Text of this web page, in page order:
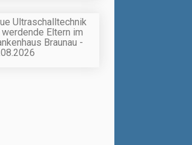
Ultraschalltechnik
Eltern im
Braunau -